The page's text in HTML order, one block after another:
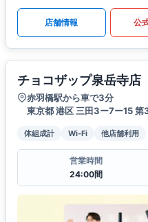
店舗情報 公
チョコザップ泉岳寺店
赤羽橋駅から車で3分
東京都 港区 三田3ー7ー15 第
体組成計 Wi-Fi 他店舗利用
営業時間
24:00間